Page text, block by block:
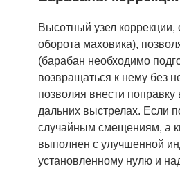
Высотный узел
оборота маховика),
(барабан необходимо
возвращаться к нему без
позволяя внести
дальних выстрелах. Если
случайным смещениям, а
выполнен с улучшенной
установленному нулю и